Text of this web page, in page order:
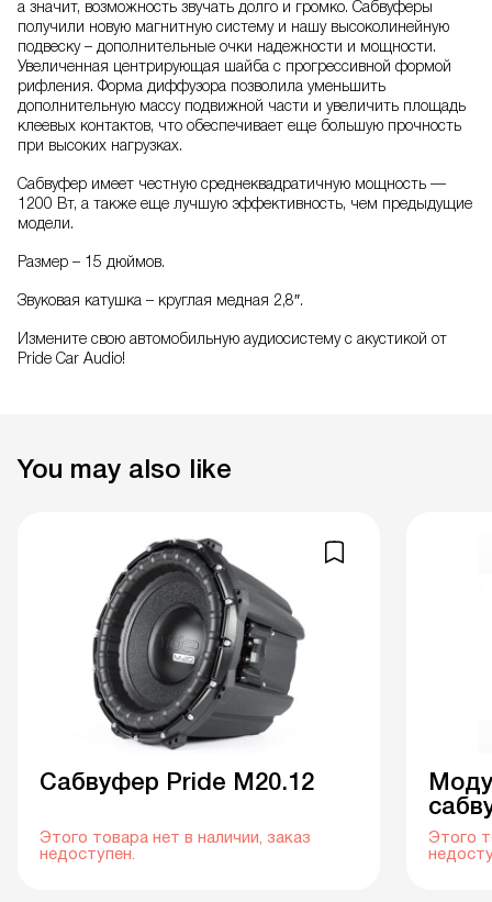
а значит, возможность звучать долго и громко. Сабвуферы
получили новую магнитную систему и нашу высоколинейную
подвеску – дополнительные очки надежности и мощности.
Увеличенная центрирующая шайба с прогрессивной формой
рифления. Форма диффузора позволила уменьшить
дополнительную массу подвижной части и увеличить площадь
клеевых контактов, что обеспечивает еще большую прочность
при высоких нагрузках.
Сабвуфер имеет честную среднеквадратичную мощность —
1200 Вт, а также еще лучшую эффективность, чем предыдущие
модели.
Размер – 15 дюймов.
Звуковая катушка – круглая медная 2,8″.
Измените свою автомобильную аудиосистему с акустикой от
Pride Car Audio!
You may also like
Cабвуфер Pride M20.12
Этого товара нет в наличии, заказ
недоступен.
Этого